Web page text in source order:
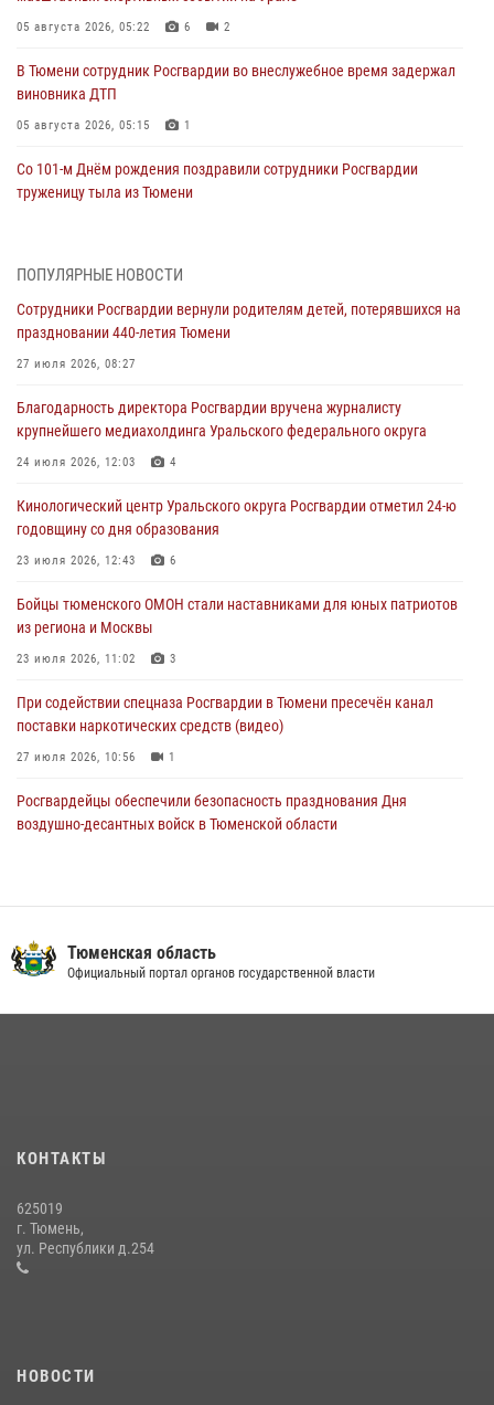
05 августа 2026, 05:22 6 2
В Тюмени сотрудник Росгвардии во внеслужебное время задержал
виновника ДТП
05 августа 2026, 05:15 1
Со 101-м Днём рождения поздравили сотрудники Росгвардии
труженицу тыла из Тюмени
Спецназ Росгвардии провел комплексную тренировку в полевых
04 августа 2026, 06:28 4
Тюменские правоохранители провели соревнования по стрельбе
03 августа 2026, 07:35
Росгвардия противодействует БПЛА ВСУ на южном направлении
Росгвардейцы обеспечили безопасность празднования Дня
ПОПУЛЯРНЫЕ НОВОСТИ
Сотрудники Росгвардии вернули родителям детей, потерявшихся на
праздновании 440-летия Тюмени
27 июля 2026, 08:27
Благодарность директора Росгвардии вручена журналисту
крупнейшего медиахолдинга Уральского федерального округа
24 июля 2026, 12:03 4
Кинологический центр Уральского округа Росгвардии отметил 24-ю
годовщину со дня образования
23 июля 2026, 12:43 6
Бойцы тюменского ОМОН стали наставниками для юных патриотов
из региона и Москвы
23 июля 2026, 11:02 3
При содействии спецназа Росгвардии в Тюмени пресечён канал
поставки наркотических средств (видео)
27 июля 2026, 10:56 1
Росгвардейцы обеспечили безопасность празднования Дня
воздушно-десантных войск в Тюменской области
10 июля 2026, 11:46 7
Росгвардейцы в День семьи, любви и верности оказали помощь
жителям Тюмени, оказавшимся в сложной жизненной ситуации
08 июля 2026, 09:38
Тюменская область
Официальный портал органов государственной власти
КОНТАКТЫ
625019
г. Тюмень,
ул. Республики д.254
НОВОСТИ